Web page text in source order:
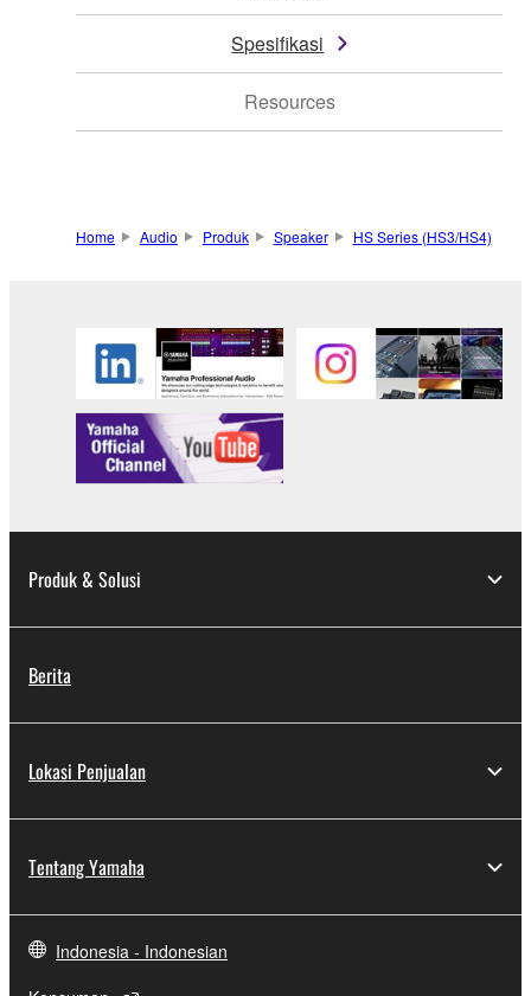
Spesifikasi
Resources
Home Audio Produk Speaker HS Series (HS3/HS4)
Produk & Solusi
Berita
Lokasi Penjualan
Tentang Yamaha
Indonesia - Indonesian